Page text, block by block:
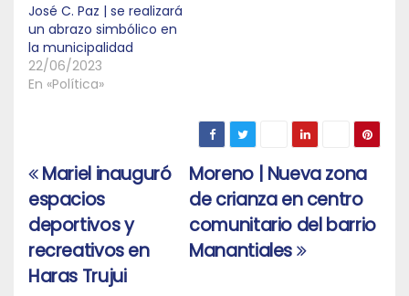
José C. Paz | se realizará
un abrazo simbólico en
la municipalidad
22/06/2023
En «Política»
Navegación
de
entradas
Moreno | Nueva zona
de crianza en centro
comunitario del barrio
Manantiales
Mariel inauguró
espacios
deportivos y
recreativos en
Haras Trujui